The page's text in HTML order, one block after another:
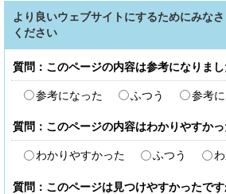
より良いウェブサイトにするためにみな
ください
質問：このページの内容は参考になりまし
参考になった ふつう 参考
質問：このページの内容はわかりやすかっ
わかりやすかった ふつう
質問：このページは見つけやすかったです